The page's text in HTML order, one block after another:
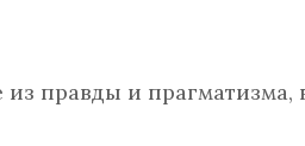
правды и прагматизма,